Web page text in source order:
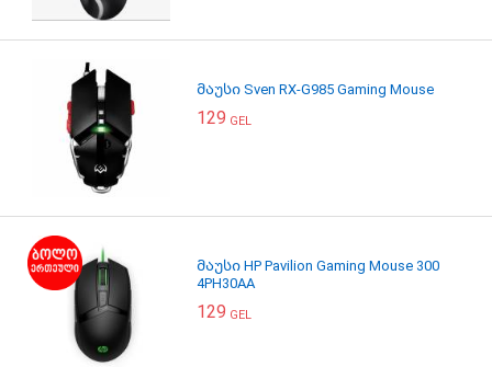
მაუსი Sven RX-G985 Gaming Mouse
129 GEL
მაუსი HP Pavilion Gaming Mouse 300
4PH30AA
129 GEL